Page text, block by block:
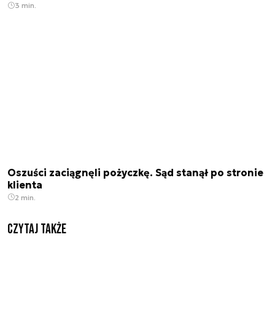
3 min.
Oszuści zaciągnęli pożyczkę. Sąd stanął po stronie
klienta
2 min.
Czytaj także